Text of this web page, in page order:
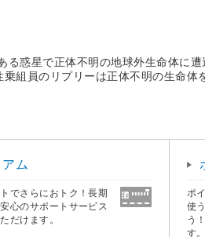
惑星で正体不明の地球外生命体に
組員のリプリーは正体不明の生命
ム
でさらにおトク！長期
心のサポートサービス
だけます。
ポ
使
う
す。